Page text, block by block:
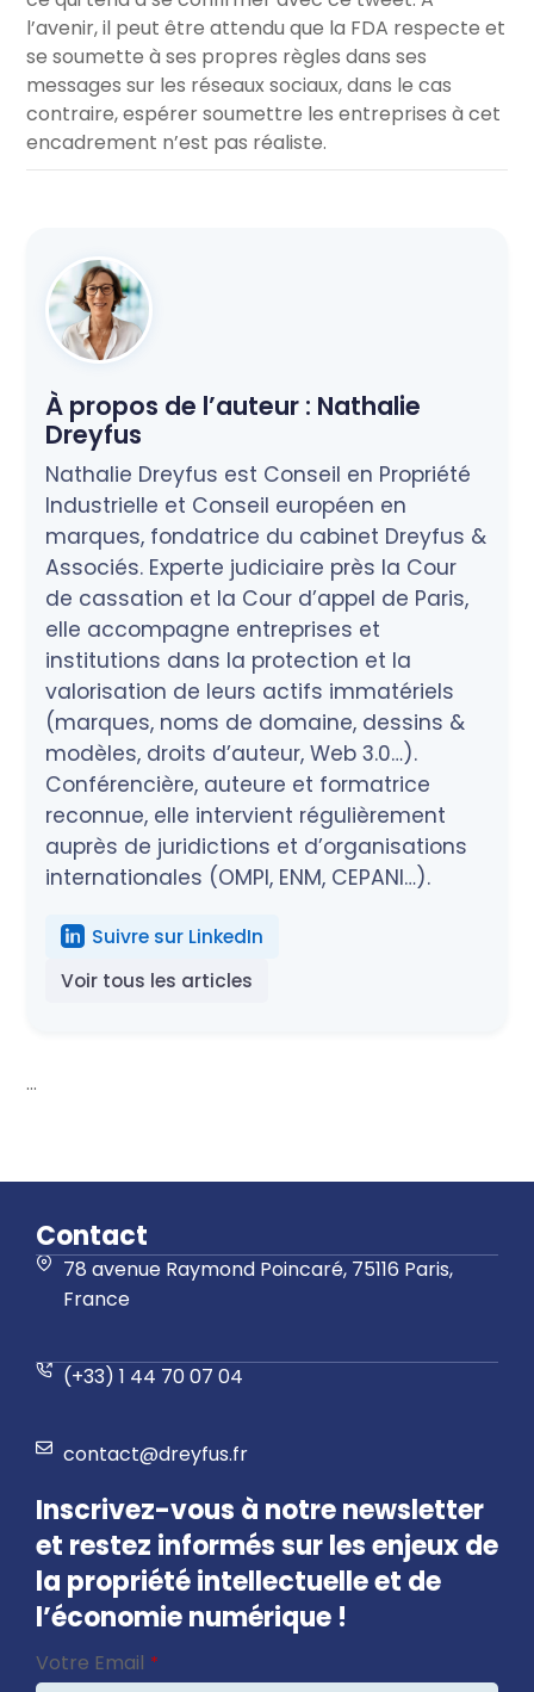
l’avenir, il peut être attendu que la FDA respecte et
se soumette à ses propres règles dans ses
messages sur les réseaux sociaux, dans le cas
contraire, espérer soumettre les entreprises à cet
encadrement n’est pas réaliste.
À propos de l’auteur : Nathalie
Dreyfus
Nathalie Dreyfus est Conseil en Propriété
Industrielle et Conseil européen en
marques, fondatrice du cabinet Dreyfus &
Associés. Experte judiciaire près la Cour
de cassation et la Cour d’appel de Paris,
elle accompagne entreprises et
institutions dans la protection et la
valorisation de leurs actifs immatériels
(marques, noms de domaine, dessins &
modèles, droits d’auteur, Web 3.0…).
Conférencière, auteure et formatrice
reconnue, elle intervient régulièrement
auprès de juridictions et d’organisations
internationales (OMPI, ENM, CEPANI…).
Suivre sur LinkedIn
Voir tous les articles
...
Contact
78 avenue Raymond Poincaré, 75116 Paris,
France
(+33) 1 44 70 07 04
contact@dreyfus.fr
Inscrivez-vous à notre newsletter
et restez informés sur les enjeux de
la propriété intellectuelle et de
l’économie numérique !
Contact
Email *
Votre Email *